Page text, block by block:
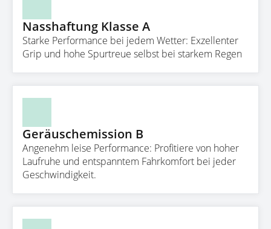
Nasshaftung Klasse A
Starke Performance bei jedem Wetter: Exzellenter
Grip und hohe Spurtreue selbst bei starkem Regen
Geräuschemission B
Angenehm leise Performance: Profitiere von hoher
Laufruhe und entspanntem Fahrkomfort bei jeder
Geschwindigkeit.